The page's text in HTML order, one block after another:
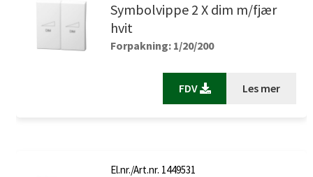
Symbolvippe 2 X dim m/fjær
hvit
Forpakning: 1/20/200
FDV Les mer
El.nr./Art.nr. 1449531